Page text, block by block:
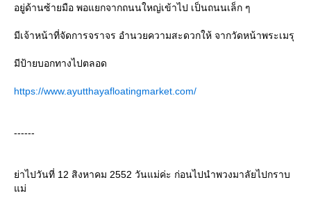
อยู่ด้านซ้ายมือ พอแยกจากถนนใหญ่เข้าไป เป็นถนนเล็ก ๆ
มีเจ้าหน้าที่จัดการจราจร อำนวยความสะดวกให้ จากวัดหน้าพระเมรุ
มีป้ายบอกทางไปตลอด
https://www.ayutthayafloatingmarket.com/
------
่าไปวันที่ 12 สิงหาคม 2552 วันแม่ค่ะ ก่อนไปนำพวงมาลัยไปกราบ
ม่